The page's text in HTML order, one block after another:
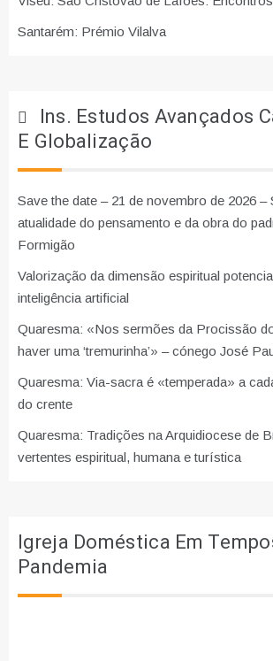
Santarém: Prémio Vilalva
Ins. Estudos Avançados
E Globalização
Save the date – 21 de novembro de 2026 –
atualidade do pensamento e da obra do
Formigão
Valorização da dimensão espiritual
inteligência artificial
Quaresma: «Nos sermões da Procissão
haver uma ‘tremurinha’» – cónego José
Quaresma: Via-sacra é «temperada» a
do crente
Quaresma: Tradições na Arquidiocese de
vertentes espiritual, humana e turística
Igreja Doméstica Em
Pandemia